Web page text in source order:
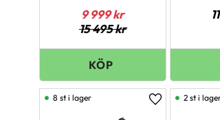
9 999kr
15 495kr
Lägg till i
8 st i lager 2 st i